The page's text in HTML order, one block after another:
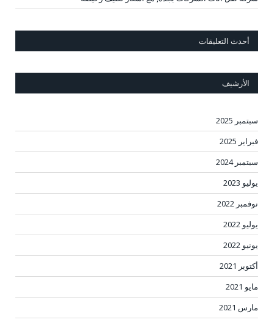
أحدث التعليقات
الأرشيف
سبتمبر 2025
فبراير 2025
سبتمبر 2024
يوليو 2023
نوفمبر 2022
يوليو 2022
يونيو 2022
أكتوبر 2021
مايو 2021
مارس 2021